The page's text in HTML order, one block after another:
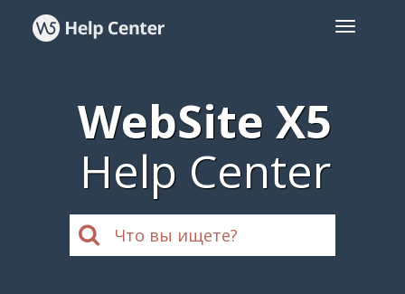
WebSite X5
Help Center